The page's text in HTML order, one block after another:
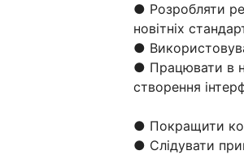
● Розробляти
новітніх
●
● Працювати в
створення
● Покращити
● Слідувати